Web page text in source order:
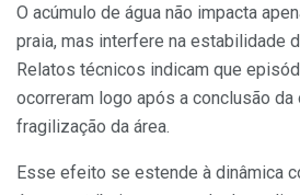
O acúmulo de água não impacta
praia, mas interfere na estabilidade
Relatos técnicos indicam que
ocorreram logo após a conclusão da
fragilização da área.
Esse efeito se estende à dinâmica